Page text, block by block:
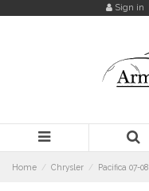
Sign in
Home Chrysler Pacifica 07-08